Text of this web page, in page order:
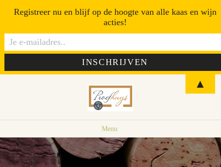
Menu
Registreer nu en blijf op de hoogte van alle kaas en wijn
acties!
▲